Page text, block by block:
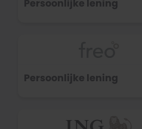
Persoonlijke lening
Persoonlijke lening